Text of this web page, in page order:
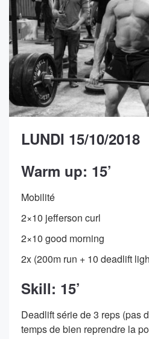
LUNDI 15/10/2018
Warm up: 15’
Mobilité
2×10 jefferson curl
2×10 good morning
2x (200m run + 10 deadlift
Skill: 15’
Deadlift série de 3 reps (pas
temps de bien reprendre la